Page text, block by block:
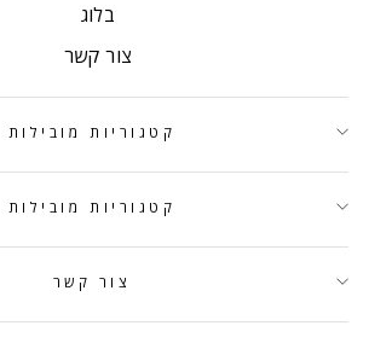
בלוג
צור קשר
קטגוריות מובילות
קטגוריות מובילות
צור קשר